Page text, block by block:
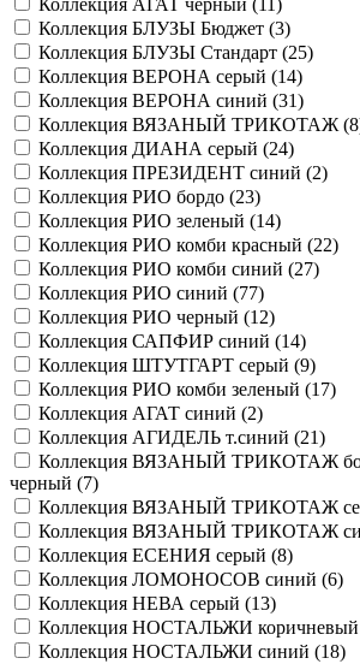
Коллекция АГАТ черный (
)
Коллекция БЛУЗЫ Бюджет (3)
Коллекция БЛУЗЫ Стандарт (25)
Коллекция ВЕРОНА серый (14)
Коллекция ВЕРОНА синий (31)
Коллекция ВЯЗАНЫЙ ТРИКОТАЖ (8
Коллекция ДИАНА серый (24)
Коллекция ПРЕЗИДЕНТ синий (2)
Коллекция РИО бордо (23)
Коллекция РИО зеленый (14)
Коллекция РИО комби красный (22)
Коллекция РИО комби синий (27)
Коллекция РИО синий (77)
Коллекция РИО черный (12)
Коллекция САПФИР синий (14)
Коллекция ШТУТГАРТ серый (9)
Коллекция РИО комби зеленый (17)
Коллекция АГАТ синий (2)
Коллекция АГИДЕЛЬ т.синий (21)
Коллекция ВЯЗАНЫЙ ТРИКОТАЖ
черный (7)
Коллекция ВЯЗАНЫЙ ТРИКОТАЖ
Коллекция ВЯЗАНЫЙ ТРИКОТАЖ
Коллекция ЕСЕНИЯ серый (8)
Коллекция ЛОМОНОСОВ синий (6)
Коллекция НЕВА серый (13)
Коллекция НОСТАЛЬЖИ
Коллекция НОСТАЛЬЖИ синий (18)